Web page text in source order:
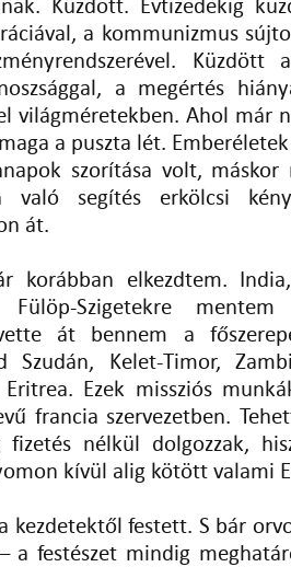
Küzdött. Évtizedekig
a kommunizmus
Küzdött
a megértés
világméretekben. Ahol már
a puszta lét.
szorítása volt, máskor
való segítés erkölcsi
át.
korábban elkezdtem.
Szigetekre mentem
át bennem a
Szudán, Kelet-Timor,
Eritrea. Ezek missziós
francia szervezetben.
fizetés nélkül dolgozzak,
kívül alig kötött valami
kezdetektől festett. S bár
a festészet mindig